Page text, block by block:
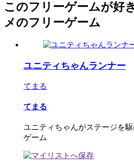
このフリーゲームが好
メのフリーゲーム
ユニティちゃんランナー
てまる
てまる
ユニティちゃんがステージを
ゲーム